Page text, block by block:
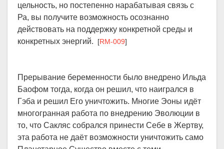
цельность, но постепенно нарабатывая связь с
Ра, вы получите возможность осознанно
действовать на поддержку конкретной среды и
конкретных энергий. [RM-009]
Прерывание беременности было внедрено Ильда
Баофом тогда, когда он решил, что наигрался в
Гэба и решил Его уничтожить. Многие Эоны идёт
многогранная работа по внедрению Эволюции в
то, что Сакляс собрался принести Себе в Жертву,
эта работа не даёт возможности уничтожить само